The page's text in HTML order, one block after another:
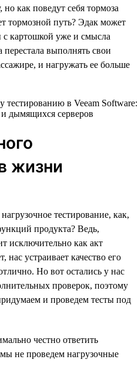
как поведут себя тормоза
тормозной путь? Эдак может
с картошкой уже и смысла
выполнять свои
и нагружать ее больше
жизни
тестирование, как,
продукта? Ведь,
исключительно как акт
нас устраивает качество его
Но вот остались у нас
проверок, поэтому
и проведем тесты под
честно ответить
не проведем нагрузочные